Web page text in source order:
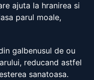
ajuta la hranirea si
parul moale,
galbenusul de ou
reducand astfel
sanatoasa.